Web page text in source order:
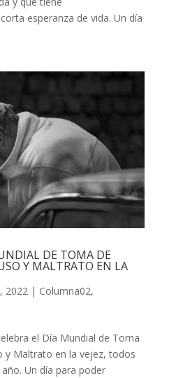
esperanza de vida. Un día
DE TOMA DE
Y MALTRATO EN LA
2022| Columna02,
el Día Mundial de Toma
y Maltrato en la vejez, todos
Un día para poder